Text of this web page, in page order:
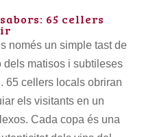
65 cellers
només un simple tast de
matisos i subtileses
65 cellers locals obriran
els visitants en un
Cada copa és una